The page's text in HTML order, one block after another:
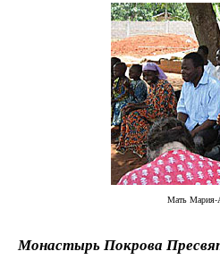
Мать Мария-
Монастырь Покрова